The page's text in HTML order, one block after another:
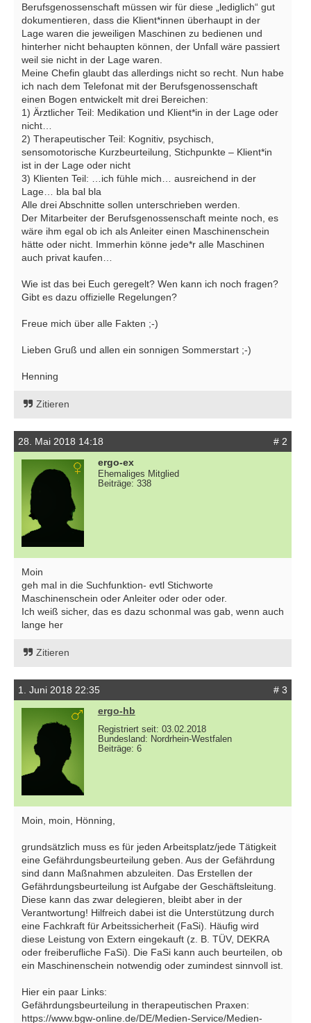
Berufsgenossenschaft müssen wir für diese „lediglich“ gut
dokumentieren, dass die Klient*innen überhaupt in der
Lage waren die jeweiligen Maschinen zu bedienen und
hinterher nicht behaupten können, der Unfall wäre passiert
weil sie nicht in der Lage waren.
Meine Chefin glaubt das allerdings nicht so recht. Nun habe
ich nach dem Telefonat mit der Berufsgenossenschaft
einen Bogen entwickelt mit drei Bereichen:
1) Ärztlicher Teil: Medikation und Klient*in in der Lage oder
nicht…
2) Therapeutischer Teil: Kognitiv, psychisch,
sensomotorische Kurzbeurteilung, Stichpunkte – Klient*in
ist in der Lage oder nicht
3) Klienten Teil: …ich fühle mich… ausreichend in der
Lage… bla bal bla
Alle drei Abschnitte sollen unterschrieben werden.
Der Mitarbeiter der Berufsgenossenschaft meinte noch, es
wäre ihm egal ob ich als Anleiter einen Maschinenschein
hätte oder nicht. Immerhin könne jede*r alle Maschinen
auch privat kaufen…
Wie ist das bei Euch geregelt? Wen kann ich noch fragen?
Gibt es dazu offizielle Regelungen?
Freue mich über alle Fakten ;-)
Lieben Gruß und allen ein sonnigen Sommerstart ;-)
Henning
Zitieren
28. Mai 2018 14:18
# 2
ergo-ex
Ehemaliges Mitglied
Beiträge: 338
Moin
geh mal in die Suchfunktion- evtl Stichworte
Maschinenschein oder Anleiter oder oder oder.
Ich weiß sicher, das es dazu schonmal was gab, wenn auch
lange her
Zitieren
1. Juni 2018 22:35
# 3
ergo-hb
Registriert seit: 03.02.2018
Bundesland: Nordrhein-Westfalen
Beiträge: 6
Moin, moin, Hönning,
grundsätzlich muss es für jeden Arbeitsplatz/jede Tätigkeit
eine Gefährdungsbeurteilung geben. Aus der Gefährdung
sind dann Maßnahmen abzuleiten. Das Erstellen der
Gefährdungsbeurteilung ist Aufgabe der Geschäftsleitung.
Diese kann das zwar delegieren, bleibt aber in der
Verantwortung! Hilfreich dabei ist die Unterstützung durch
eine Fachkraft für Arbeitssicherheit (FaSi). Häufig wird
diese Leistung von Extern eingekauft (z. B. TÜV, DEKRA
oder freiberufliche FaSi). Die FaSi kann auch beurteilen, ob
ein Maschinenschein notwendig oder zumindest sinnvoll ist.
Hier ein paar Links:
Gefährdungsbeurteilung in therapeutischen Praxen:
https://www.bgw-online.de/DE/Medien-Service/Medien-